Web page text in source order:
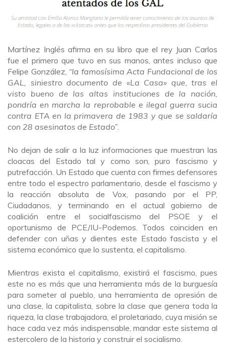
Martínez Inglés afirma en su libro que el rey Juan Carlos
fue el primero que tuvo en sus manos, antes incluso que
Felipe González, “la famosísima Acta Fundacional de los
GAL, siniestro documento de «La Casa» que, tras el
visto bueno de las altas instituciones de la nación,
pondría en marcha la reprobable e ilegal guerra sucia
contra ETA en la primavera de 1983 y que se saldaría
con 28 asesinatos de Estado”.
No dejan de salir a la luz informaciones que muestran las
cloacas del Estado tal y como son, puro fascismo y
putrefacción. Un Estado que cuenta con firmes defensores
entre todo el espectro parlamentario, desde el fascismo y
la reacción absoluta de Vox, pasando por el PP,
Ciudadanos, y terminando en el actual gobierno de
coalición entre el socialfascismo del PSOE y el
oportunismo de PCE/IU-Podemos. Todos coinciden en
defender con uñas y dientes este Estado fascista y el
sistema económico que lo sustenta, el capitalismo.
Mientras exista el capitalismo, existirá el fascismo, pues
este no es más que una herramienta más de la burguesía
para someter al pueblo, una herramienta de opresión de
una clase, la capitalista, sobre la clase que genera toda la
riqueza, la clase trabajadora, el proletariado, cuya misión se
hace cada vez más indispensable, mandar este sistema al
estercolero de la historia y construir el socialismo.